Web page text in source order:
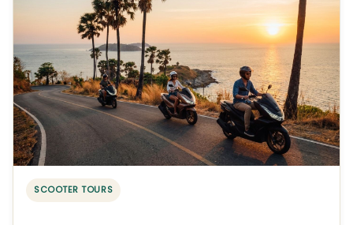
SCOOTER TOURS